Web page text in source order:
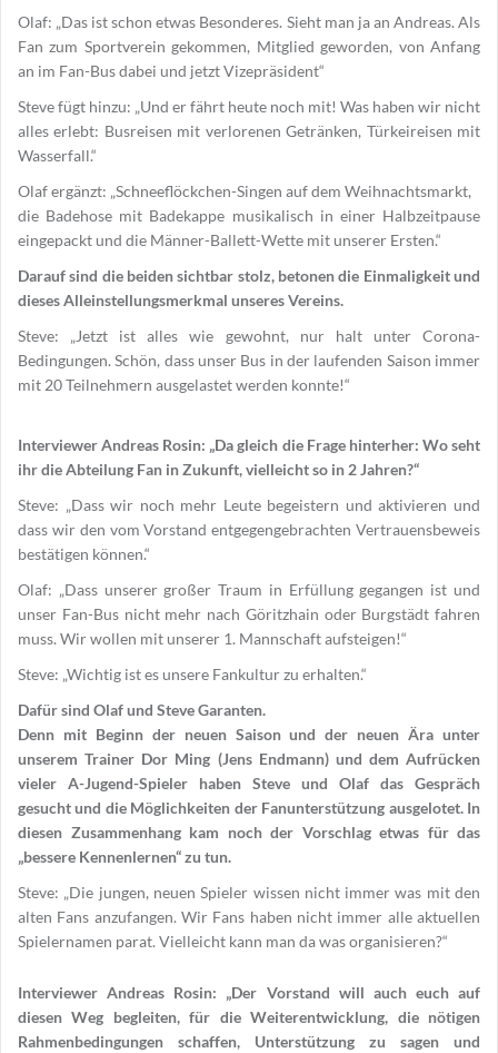
Olaf: „Das ist schon etwas Besonderes. Sieht man ja an Andreas. Als
Fan zum Sportverein gekommen, Mitglied geworden, von Anfang
an im Fan-Bus dabei und jetzt Vizepräsident“
Steve fügt hinzu: „Und er fährt heute noch mit! Was haben wir nicht
alles erlebt: Busreisen mit verlorenen Getränken, Türkeireisen mit
Wasserfall.“
Olaf ergänzt: „Schneeflöckchen-Singen auf dem Weihnachtsmarkt,
die Badehose mit Badekappe musikalisch in einer Halbzeitpause
eingepackt und die Männer-Ballett-Wette mit unserer Ersten.“
Darauf sind die beiden sichtbar stolz, betonen die Einmaligkeit und
dieses Alleinstellungsmerkmal unseres Vereins.
Steve: „Jetzt ist alles wie gewohnt, nur halt unter Corona-
Bedingungen. Schön, dass unser Bus in der laufenden Saison immer
mit 20 Teilnehmern ausgelastet werden konnte!“
Interviewer Andreas Rosin: „Da gleich die Frage hinterher: Wo seht
ihr die Abteilung Fan in Zukunft, vielleicht so in 2 Jahren?“
Steve: „Dass wir noch mehr Leute begeistern und aktivieren und
dass wir den vom Vorstand entgegengebrachten Vertrauensbeweis
bestätigen können.“
Olaf: „Dass unserer großer Traum in Erfüllung gegangen ist und
unser Fan-Bus nicht mehr nach Göritzhain oder Burgstädt fahren
muss. Wir wollen mit unserer 1. Mannschaft aufsteigen!“
Steve: „Wichtig ist es unsere Fankultur zu erhalten.“
Dafür sind Olaf und Steve Garanten.
Denn mit Beginn der neuen Saison und der neuen Ära unter
unserem Trainer Dor Ming (Jens Endmann) und dem Aufrücken
vieler A-Jugend-Spieler haben Steve und Olaf das Gespräch
gesucht und die Möglichkeiten der Fanunterstützung ausgelotet. In
diesen Zusammenhang kam noch der Vorschlag etwas für das
„bessere Kennenlernen“ zu tun.
Steve: „Die jungen, neuen Spieler wissen nicht immer was mit den
alten Fans anzufangen. Wir Fans haben nicht immer alle aktuellen
Spielernamen parat. Vielleicht kann man da was organisieren?“
Interviewer Andreas Rosin: „Der Vorstand will auch euch auf
diesen Weg begleiten, für die Weiterentwicklung, die nötigen
Rahmenbedingungen schaffen, Unterstützung zu sagen und